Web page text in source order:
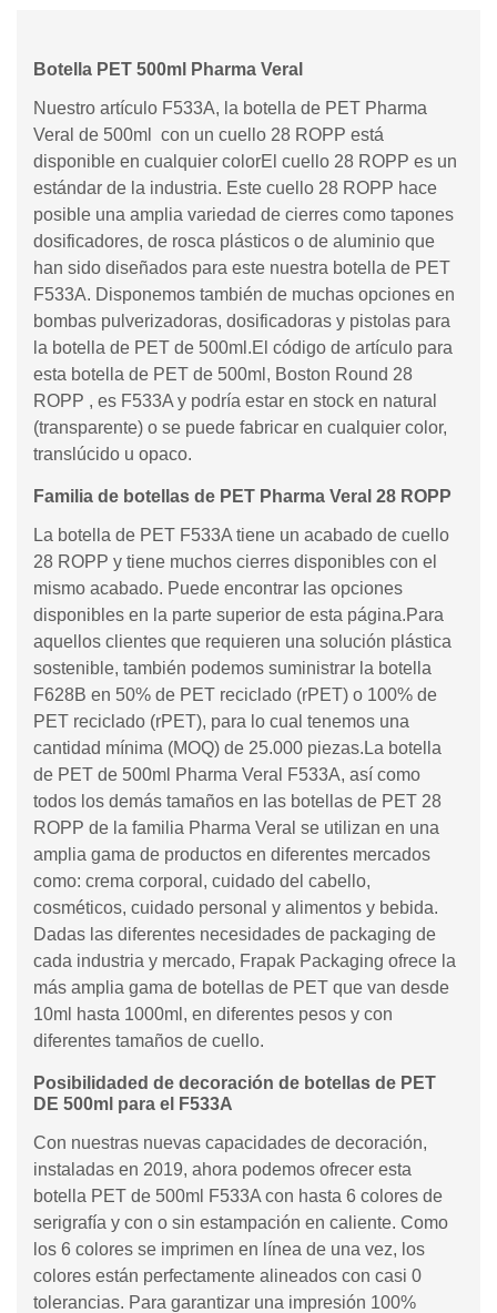
Botella PET 500ml Pharma Veral
Nuestro artículo F533A, la botella de PET Pharma
Veral de 500ml con un cuello 28 ROPP está
disponible en cualquier colorEl cuello 28 ROPP es un
estándar de la industria. Este cuello 28 ROPP hace
posible una amplia variedad de cierres como tapones
dosificadores, de rosca plásticos o de aluminio que
han sido diseñados para este nuestra botella de PET
F533A. Disponemos también de muchas opciones en
bombas pulverizadoras, dosificadoras y pistolas para
la botella de PET de 500ml.El código de artículo para
esta botella de PET de 500ml, Boston Round 28
ROPP , es F533A y podría estar en stock en natural
(transparente) o se puede fabricar en cualquier color,
translúcido u opaco.
Familia de botellas de PET Pharma Veral 28 ROPP
La botella de PET F533A tiene un acabado de cuello
28 ROPP y tiene muchos cierres disponibles con el
mismo acabado. Puede encontrar las opciones
disponibles en la parte superior de esta página.Para
aquellos clientes que requieren una solución plástica
sostenible, también podemos suministrar la botella
F628B en 50% de PET reciclado (rPET) o 100% de
PET reciclado (rPET), para lo cual tenemos una
cantidad mínima (MOQ) de 25.000 piezas.La botella
de PET de 500ml Pharma Veral F533A, así como
todos los demás tamaños en las botellas de PET 28
ROPP de la familia Pharma Veral se utilizan en una
amplia gama de productos en diferentes mercados
como: crema corporal, cuidado del cabello,
cosméticos, cuidado personal y alimentos y bebida.
Dadas las diferentes necesidades de packaging de
cada industria y mercado, Frapak Packaging ofrece la
más amplia gama de botellas de PET que van desde
10ml hasta 1000ml, en diferentes pesos y con
diferentes tamaños de cuello.
Posibilidaded de decoración de botellas de PET
DE 500ml para el F533A
Con nuestras nuevas capacidades de decoración,
instaladas en 2019, ahora podemos ofrecer esta
botella PET de 500ml F533A con hasta 6 colores de
serigrafía y con o sin estampación en caliente. Como
los 6 colores se imprimen en línea de una vez, los
colores están perfectamente alineados con casi 0
tolerancias. Para garantizar una impresión 100%